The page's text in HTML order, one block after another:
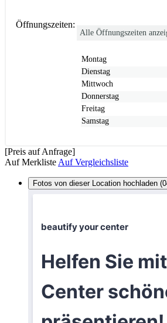
Öffnungszeiten:
Alle Öffnungszeiten
Montag
Dienstag
Mittwoch
Donnerstag
Freitag
Samstag
[Preis auf Anfrage]
Auf Merkliste Auf Vergleichsliste
Fotos von dieser Location hochladen